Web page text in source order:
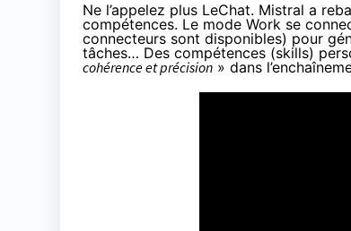
Ne l’appelez plus LeChat. Mistral a
compétences. Le mode Work se
connecteurs sont disponibles) pour
tâches… Des compétences (skills)
cohérence et précision » dans